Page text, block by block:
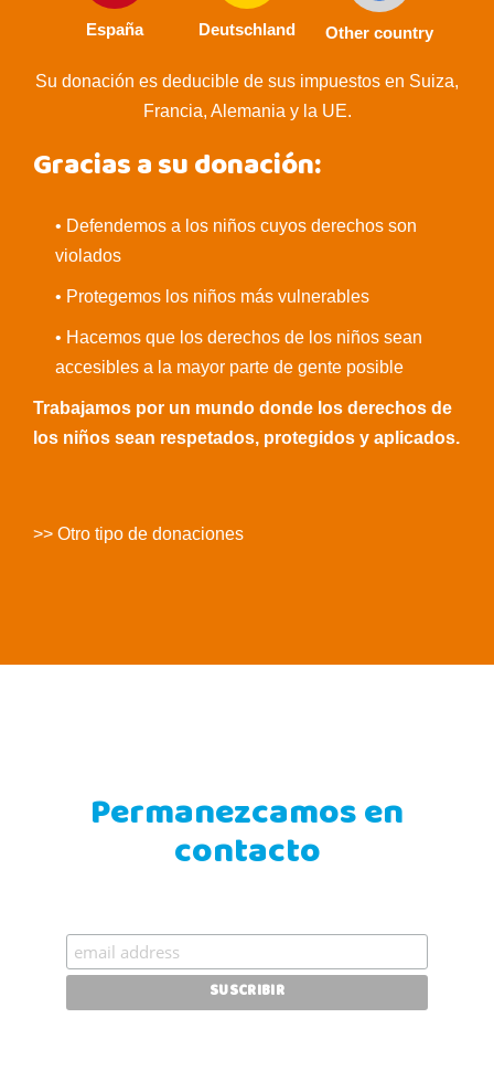
España Deutschland Other country
Su donación es deducible de sus impuestos en Suiza,
Francia, Alemania y la UE.
Gracias a su donación:
• Defendemos a los niños cuyos derechos son
violados
• Protegemos los niños más vulnerables
• Hacemos que los derechos de los niños sean
accesibles a la mayor parte de gente posible
Trabajamos por un mundo donde los derechos de
los niños sean respetados, protegidos y aplicados.
>> Otro tipo de donaciones
Permanezcamos en
contacto